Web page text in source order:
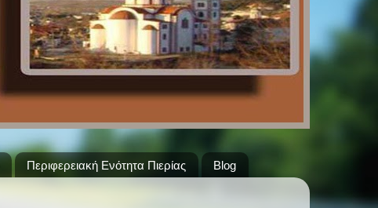
Περιφερειακή Ενότητα Πιερίας Blog